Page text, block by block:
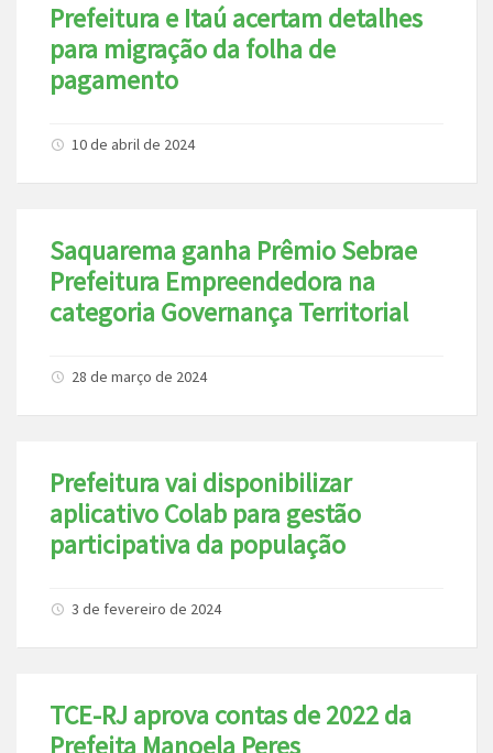
Prefeitura e Itaú acertam detalhes
para migração da folha de
pagamento
10 de abril de 2024
Saquarema ganha Prêmio Sebrae
Prefeitura Empreendedora na
categoria Governança Territorial
28 de março de 2024
Prefeitura vai disponibilizar
aplicativo Colab para gestão
participativa da população
3 de fevereiro de 2024
TCE-RJ aprova contas de 2022 da
Prefeita Manoela Peres